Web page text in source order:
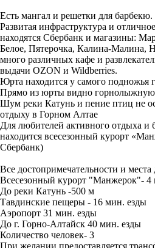
Есть мангал и решетки для барбекю.
Развитая инфраструктура и
находятся Сбербанк и магазины:
Белое, Пятерочка, Калина-Малина,
много различных кафе и
выдачи OZON и Wildberries.
Юрта находится у самого подножья
Прямо из юрты видно горнолыжную
Шум реки Катунь и пение птиц не
отдыху в Горном Алтае
Для любителей активного отдыха и
находится всесезонный курорт
Сбербанк)
Все достопримечательности и
Всесезонный курорт "Манжерок"- 4
До реки Катунь -500 м
Тавдинские пещеры - 16 мин. езды
Аэропорт 31 мин. езды
До г. Горно-Алтайск 40 мин. езды
Количество человек- 3
При желании предоставляется